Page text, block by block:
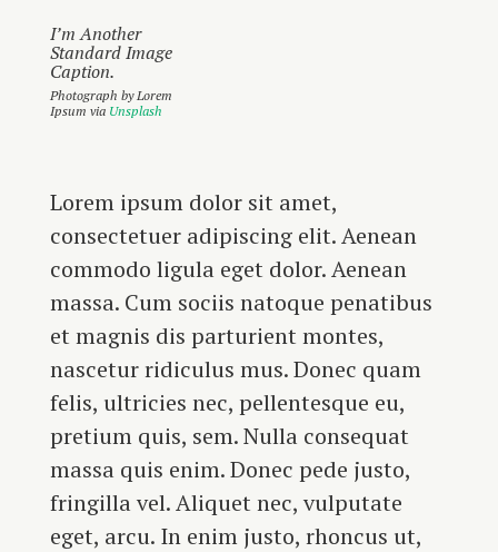
I’m Another
Standard Image
Caption.
Photograph by Lorem
Ipsum via Unsplash
Lorem ipsum dolor sit amet,
consectetuer adipiscing elit. Aenean
commodo ligula eget dolor. Aenean
massa. Cum sociis natoque penatibus
et magnis dis parturient montes,
nascetur ridiculus mus. Donec quam
felis, ultricies nec, pellentesque eu,
pretium quis, sem. Nulla consequat
massa quis enim. Donec pede justo,
fringilla vel. Aliquet nec, vulputate
eget, arcu. In enim justo, rhoncus ut,